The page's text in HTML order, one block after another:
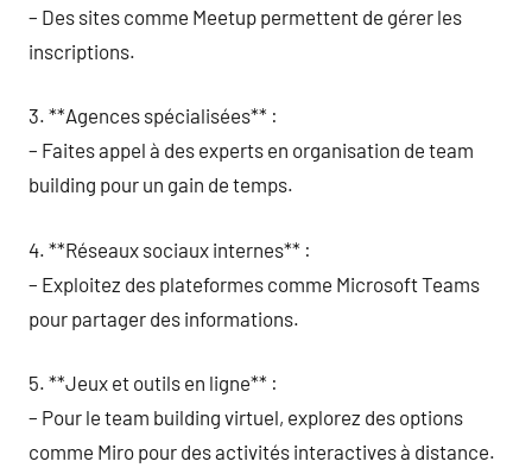
– Des sites comme Meetup permettent de gérer les
inscriptions.
3. **Agences spécialisées** :
– Faites appel à des experts en organisation de team
building pour un gain de temps.
4. **Réseaux sociaux internes** :
– Exploitez des plateformes comme Microsoft Teams
pour partager des informations.
5. **Jeux et outils en ligne** :
– Pour le team building virtuel, explorez des options
comme Miro pour des activités interactives à distance.